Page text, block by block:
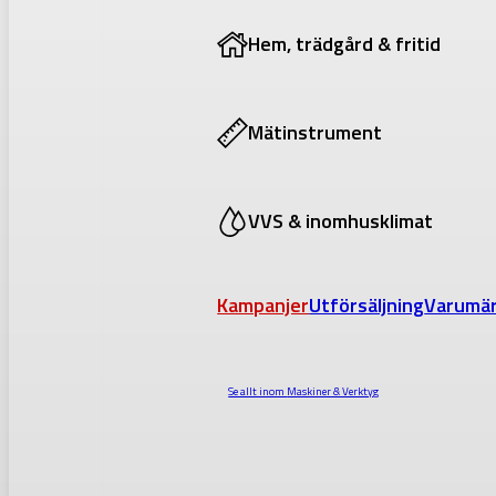
Hem, trädgård & fritid
Mätinstrument
VVS & inomhusklimat
KampanjerUtförsäljning
Se allt inom Maskiner & Verktyg